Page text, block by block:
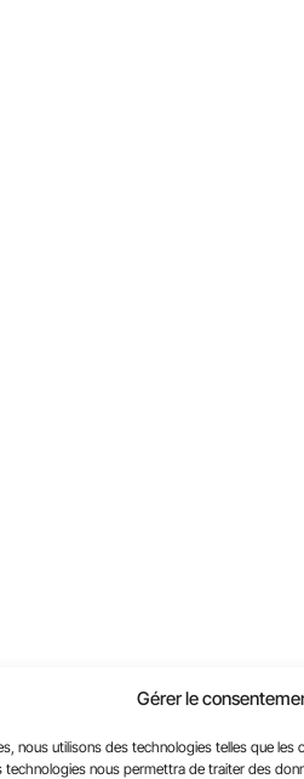
Gérer le
nous utilisons des technologies telles que
technologies nous permettra de traiter des